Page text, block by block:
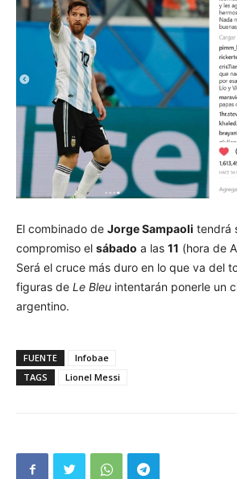
El combinado de Jorge Sampaoli tendrá
compromiso el sábado a las 11 (hora de
Será el cruce más duro en lo que va del
figuras de Le Bleu intentarán ponerle un
argentino.
FUENTE
Infobae
TAGS
Lionel Messi